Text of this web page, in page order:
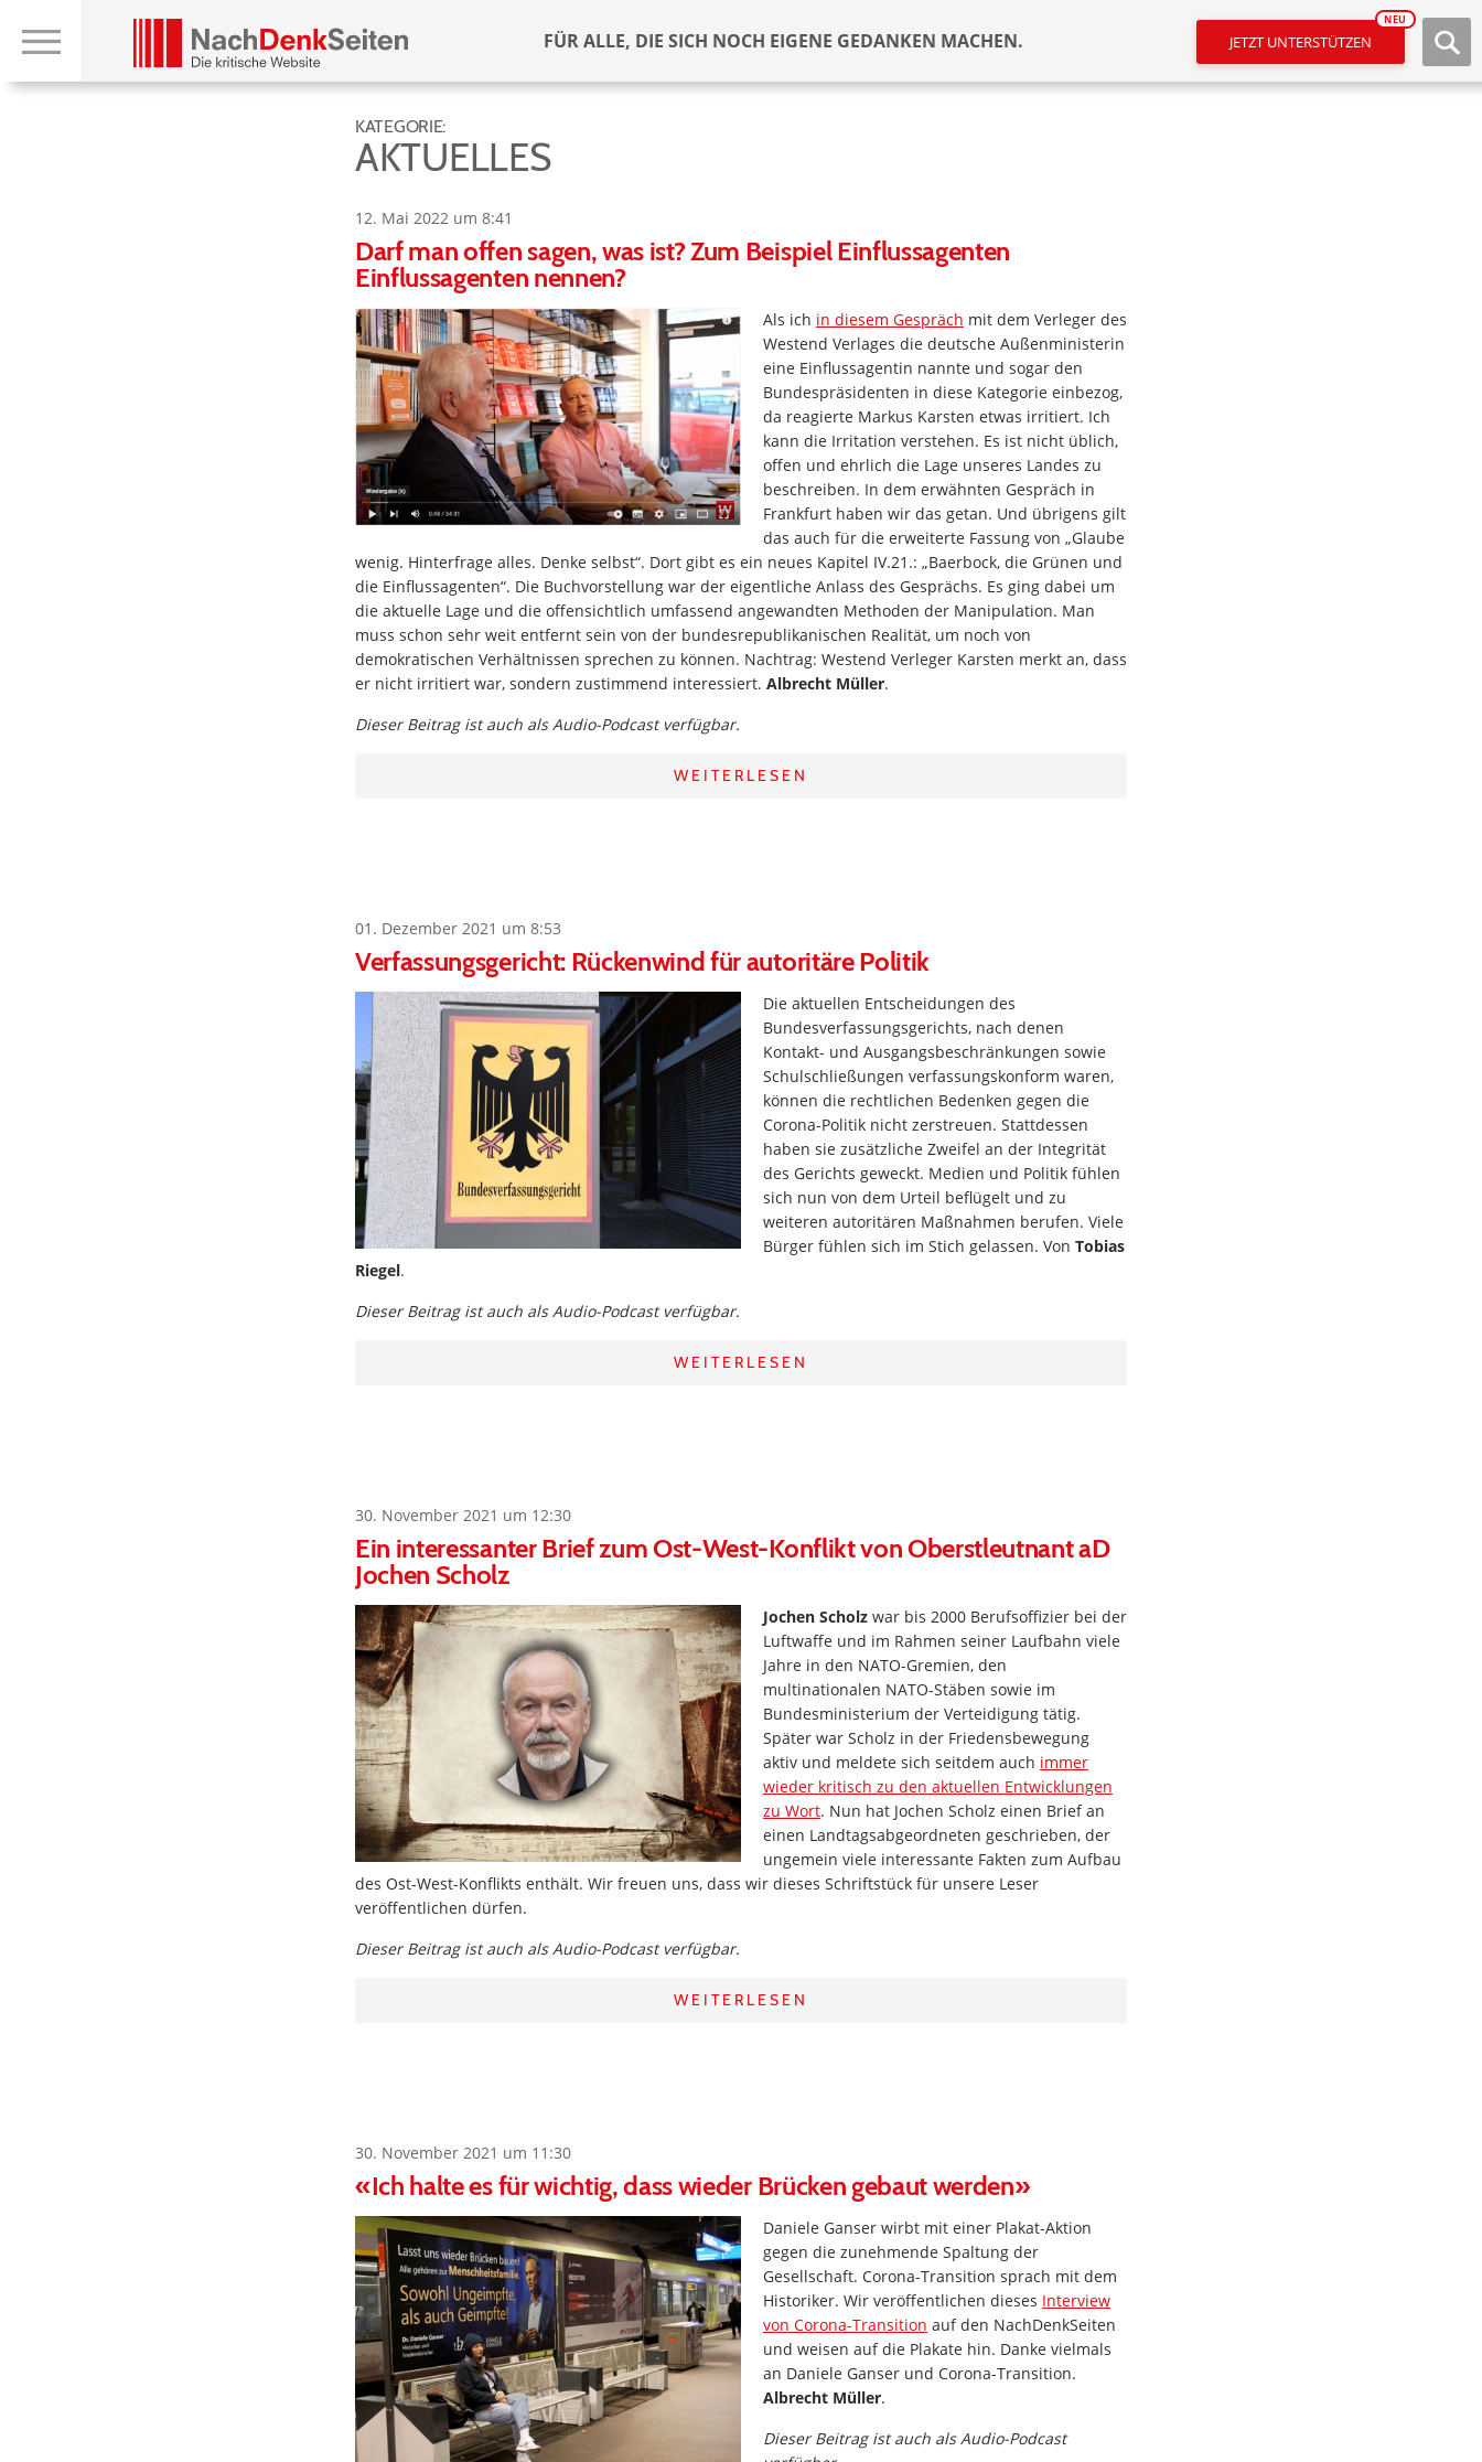
FÜR ALLE, DIE SICH NOCH EIGENE GEDANKEN MACHEN. JETZT UNTERSTÜTZEN
NEU
KATEGORIE:
AKTUELLES
12. Mai 2022 um 8:41
Darf man offen sagen, was ist? Zum Beispiel Einflussagenten
Einflussagenten nennen?
Als ich in diesem Gespräch mit dem Verleger des
Westend Verlages die deutsche Außenministerin
eine Einflussagentin nannte und sogar den
Bundespräsidenten in diese Kategorie einbezog,
da reagierte Markus Karsten etwas irritiert. Ich
kann die Irritation verstehen. Es ist nicht üblich,
offen und ehrlich die Lage unseres Landes zu
beschreiben. In dem erwähnten Gespräch in
Frankfurt haben wir das getan. Und übrigens gilt
das auch für die erweiterte Fassung von „Glaube
wenig. Hinterfrage alles. Denke selbst“. Dort gibt es ein neues Kapitel IV.21.: „Baerbock, die Grünen und
die Einflussagenten“. Die Buchvorstellung war der eigentliche Anlass des Gesprächs. Es ging dabei um
die aktuelle Lage und die offensichtlich umfassend angewandten Methoden der Manipulation. Man
muss schon sehr weit entfernt sein von der bundesrepublikanischen Realität, um noch von
demokratischen Verhältnissen sprechen zu können. Nachtrag: Westend Verleger Karsten merkt an, dass
er nicht irritiert war, sondern zustimmend interessiert. Albrecht Müller.
Dieser Beitrag ist auch als Audio-Podcast verfügbar.
WEITERLESEN
01. Dezember 2021 um 8:53
Verfassungsgericht: Rückenwind für autoritäre Politik
Die aktuellen Entscheidungen des
Bundesverfassungsgerichts, nach denen
Kontakt- und Ausgangsbeschränkungen sowie
Schulschließungen verfassungskonform waren,
können die rechtlichen Bedenken gegen die
Corona-Politik nicht zerstreuen. Stattdessen
haben sie zusätzliche Zweifel an der Integrität
des Gerichts geweckt. Medien und Politik fühlen
sich nun von dem Urteil beflügelt und zu
weiteren autoritären Maßnahmen berufen. Viele
Bürger fühlen sich im Stich gelassen. Von Tobias
Riegel.
Dieser Beitrag ist auch als Audio-Podcast verfügbar.
WEITERLESEN
30. November 2021 um 12:30
Ein interessanter Brief zum Ost-West-Konflikt von Oberstleutnant aD
Jochen Scholz
Jochen Scholz war bis 2000 Berufsoffizier bei der
Luftwaffe und im Rahmen seiner Laufbahn viele
Jahre in den NATO-Gremien, den
multinationalen NATO-Stäben sowie im
Bundesministerium der Verteidigung tätig.
Später war Scholz in der Friedensbewegung
aktiv und meldete sich seitdem auch immer
wieder kritisch zu den aktuellen Entwicklungen
zu Wort. Nun hat Jochen Scholz einen Brief an
einen Landtagsabgeordneten geschrieben, der
ungemein viele interessante Fakten zum Aufbau
des Ost-West-Konflikts enthält. Wir freuen uns, dass wir dieses Schriftstück für unsere Leser
veröffentlichen dürfen.
Dieser Beitrag ist auch als Audio-Podcast verfügbar.
WEITERLESEN
30. November 2021 um 11:30
«Ich halte es für wichtig, dass wieder Brücken gebaut werden»
Daniele Ganser wirbt mit einer Plakat-Aktion
gegen die zunehmende Spaltung der
Gesellschaft. Corona-Transition sprach mit dem
Historiker. Wir veröffentlichen dieses Interview
von Corona-Transition auf den NachDenkSeiten
und weisen auf die Plakate hin. Danke vielmals
an Daniele Ganser und Corona-Transition.
Albrecht Müller.
Dieser Beitrag ist auch als Audio-Podcast